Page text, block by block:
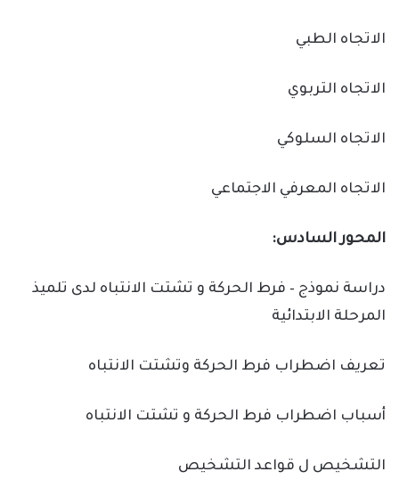
الاتجاه الطبي
الاتجاه التربوي
الاتجاه السلوكي
الاتجاه المعرفي الاجتماعي
المحور السادس:
دراسة نموذج – فرط الحركة و تشتت الانتباه لدى تلميذ
المرحلة الابتدائية
تعريف اضطراب فرط الحركة وتشتت الانتباه
أسباب اضطراب فرط الحركة و تشتت الانتباه
التشخيص ل قواعد التشخيص